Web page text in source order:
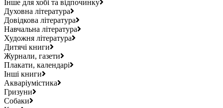
Інше для хобі та відпочинку
Духовна література
Довідкова література
Навчальна література
Художня література
Дитячі книги
Журнали, газети
Плакати, календарі
Інші книги
Акваріумістика
Гризуни
Собаки